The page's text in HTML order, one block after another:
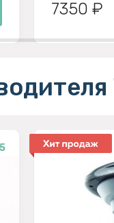
7350 ₽
5